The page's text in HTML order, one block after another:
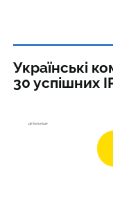
Українські
30 успішних
детальніше